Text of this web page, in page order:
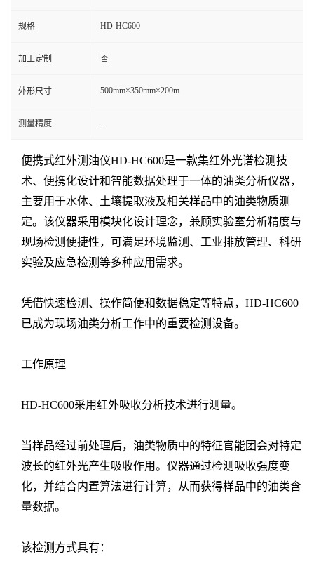
规格 HD-HC600
加工定制 否
外形尺寸 500mm×350mm×200m
测量精度 -
便携式红外测油仪HD-HC600是一款集红外光谱检测技
术、便携化设计和智能数据处理于一体的油类分析仪器，
主要用于水体、土壤提取液及相关样品中的油类物质测
定。该仪器采用模块化设计理念，兼顾实验室分析精度与
现场检测便捷性，可满足环境监测、工业排放管理、科研
实验及应急检测等多种应用需求。
凭借快速检测、操作简便和数据稳定等特点，HD-HC600
已成为现场油类分析工作中的重要检测设备。
工作原理
HD-HC600采用红外吸收分析技术进行测量。
当样品经过前处理后，油类物质中的特征官能团会对特定
波长的红外光产生吸收作用。仪器通过检测吸收强度变
化，并结合内置算法进行计算，从而获得样品中的油类含
量数据。
该检测方式具有：